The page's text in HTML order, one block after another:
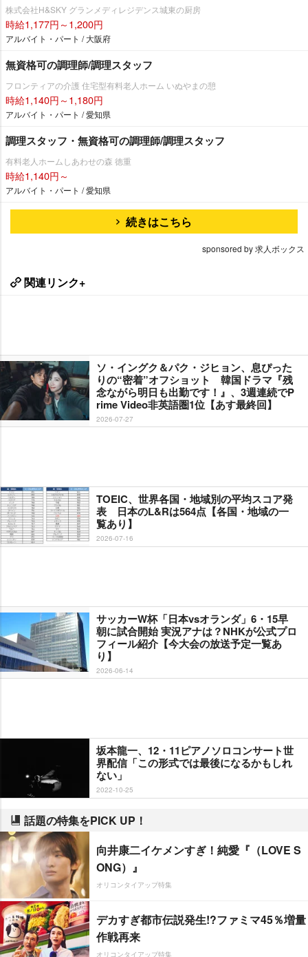
株式会社H&SKY グランメディレジデンス城東の厨房
時給1,177円～1,200円
アルバイト・パート / 大阪府
無資格可の調理師/調理スタッフ
フロンティアの介護 住宅型有料老人ホーム いぬやまの憩
時給1,140円～1,180円
アルバイト・パート / 愛知県
調理スタッフ・無資格可の調理師/調理スタッフ
有料老人ホームしあわせの森 徳重
時給1,140円～
アルバイト・パート / 愛知県
続きはこちら
sponsored by 求人ボックス
関連リンク+
ソ・イングク＆パク・ジヒョン、息ぴった
りの“密着”オフショット 韓国ドラマ『残
念ながら明日も出勤です！』、3週連続でP
rime Video非英語圏1位【あす最終回】
2026-07-27
TOEIC、世界各国・地域別の平均スコア発
表 日本のL&Rは564点【各国・地域の一
覧あり】
2026-07-16
サッカーW杯「日本vsオランダ」6・15早
朝に試合開始 実況アナは？NHKが公式プロ
フィール紹介【今大会の放送予定一覧あ
り】
2026-06-14
坂本龍一、12・11ピアノソロコンサート世
界配信「この形式では最後になるかもしれ
ない」
2022-10-25
話題の特集をPICK UP！
向井康二イケメンすぎ！純愛『（LOVE S
ONG）』
オリコンタイアップ特集
デカすぎ都市伝説発生!?ファミマ45％増量
作戦再来
オリコンタイアップ特集